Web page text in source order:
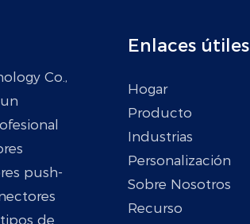
Co.,
push-
de
Enlaces útiles
Hogar
Producto
Industrias
Personalización
Sobre Nosotros
Recurso